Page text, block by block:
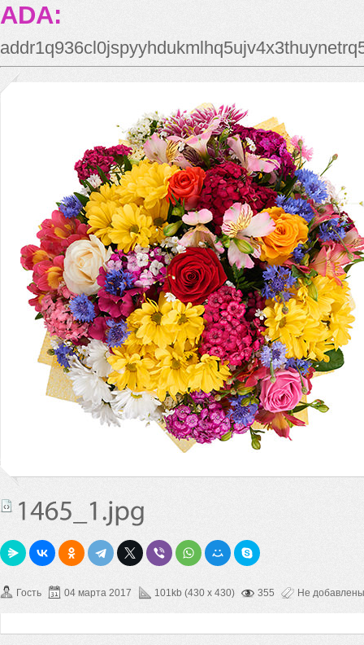
ADA:
Гость 04 марта 2017 101kb (430 x 430) 355 Не добавлены